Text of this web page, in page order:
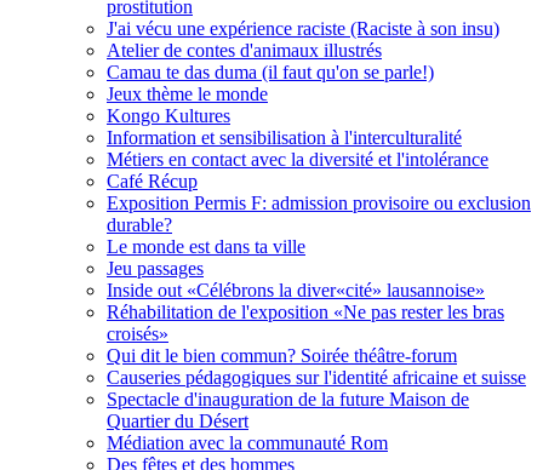
prostitution
J'ai vécu une expérience raciste (Raciste à son insu)
Atelier de contes d'animaux illustrés
Camau te das duma (il faut qu'on se parle!)
Jeux thème le monde
Kongo Kultures
Information et sensibilisation à l'interculturalité
Métiers en contact avec la diversité et l'intolérance
Café Récup
Exposition Permis F: admission provisoire ou exclusion
durable?
Le monde est dans ta ville
Jeu passages
Inside out «Célébrons la diver«cité» lausannoise»
Réhabilitation de l'exposition «Ne pas rester les bras
croisés»
Qui dit le bien commun? Soirée théâtre-forum
Causeries pédagogiques sur l'identité africaine et suisse
Spectacle d'inauguration de la future Maison de
Quartier du Désert
Médiation avec la communauté Rom
Des fêtes et des hommes